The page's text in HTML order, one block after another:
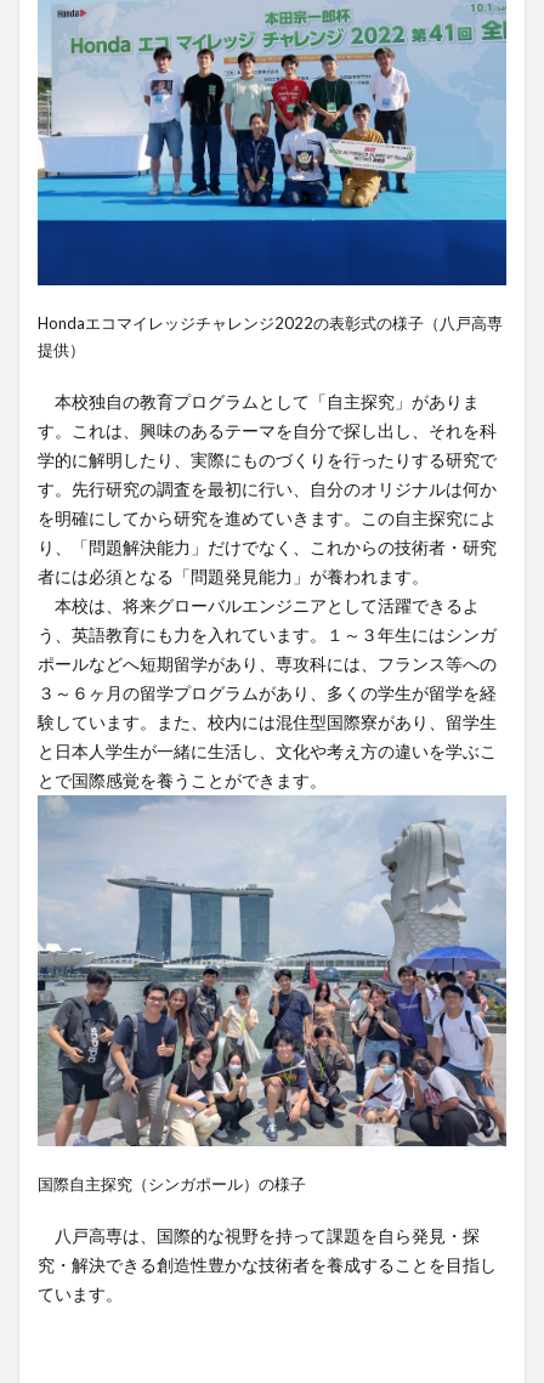
Hondaエコマイレッジチャレンジ2022の表彰式の様子（八戸高専
提供）
本校独自の教育プログラムとして「自主探究」がありま
す。これは、興味のあるテーマを自分で探し出し、それを科
学的に解明したり、実際にものづくりを行ったりする研究で
す。先行研究の調査を最初に行い、自分のオリジナルは何か
を明確にしてから研究を進めていきます。この自主探究によ
り、「問題解決能力」だけでなく、これからの技術者・研究
者には必須となる「問題発見能力」が養われます。
本校は、将来グローバルエンジニアとして活躍できるよ
う、英語教育にも力を入れています。１～３年生にはシンガ
ポールなどへ短期留学があり、専攻科には、フランス等への
３～６ヶ月の留学プログラムがあり、多くの学生が留学を経
験しています。また、校内には混住型国際寮があり、留学生
と日本人学生が一緒に生活し、文化や考え方の違いを学ぶこ
とで国際感覚を養うことができます。
国際自主探究（シンガポール）の様子
八戸高専は、国際的な視野を持って課題を自ら発見・探
究・解決できる創造性豊かな技術者を養成することを目指し
ています。